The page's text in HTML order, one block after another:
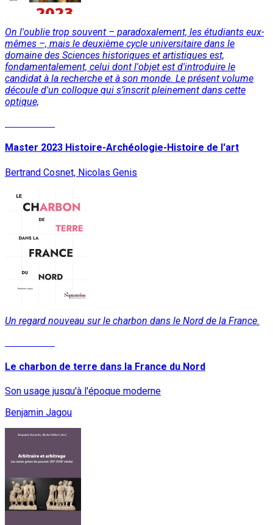
On l'oublie trop souvent – paradoxalement, les étudiants eux-
mêmes –, mais le deuxième cycle universitaire dans le
domaine des Sciences historiques et artistiques est,
fondamentalement, celui dont l'objet est d'introduire le
candidat à la recherche et à son monde. Le présent volume
découle d'un colloque qui s’inscrit pleinement dans cette
optique,
Master 2023 Histoire-Archéologie-Histoire de l'art
Bertrand Cosnet, Nicolas Genis
Un regard nouveau sur le charbon dans le Nord de la France.
Le charbon de terre dans la France du Nord
Son usage jusqu'à l'époque moderne
Benjamin Jagou